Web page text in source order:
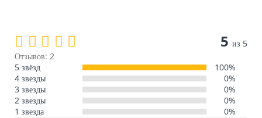
5 из 5
Отзывов: 2
5 звёзд
100%
4 звезды
0%
3 звезды
0%
2 звезды
0%
1 звезда
0%